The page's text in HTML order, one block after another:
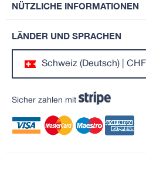
NÜTZLICHE INFORMATIONEN
LÄNDER UND SPRACHEN
Schweiz (Deutsch) | CHF
Sicher zahlen mit